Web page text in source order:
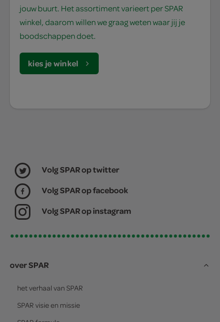
jouw buurt. Het assortiment varieert per SPAR
winkel, daarom willen we graag weten waar jij je
boodschappen doet.
kies je winkel
Volg SPAR op twitter
Volg SPAR op facebook
Volg SPAR op instagram
over SPAR
het verhaal van SPAR
SPAR visie en missie